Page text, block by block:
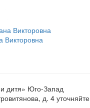
Викторовна
дитя» Юго-Запад
д. 4 уточняйте